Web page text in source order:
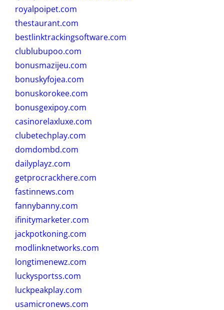
royalpoipet.com
thestaurant.com
bestlinktrackingsoftware.com
clublubupoo.com
bonusmazijeu.com
bonuskyfojea.com
bonuskorokee.com
bonusgexipoy.com
casinorelaxluxe.com
clubetechplay.com
domdombd.com
dailyplayz.com
getprocrackhere.com
fastinnews.com
fannybanny.com
ifinitymarketer.com
jackpotkoning.com
modlinknetworks.com
longtimenewz.com
luckysportss.com
luckpeakplay.com
usamicronews.com